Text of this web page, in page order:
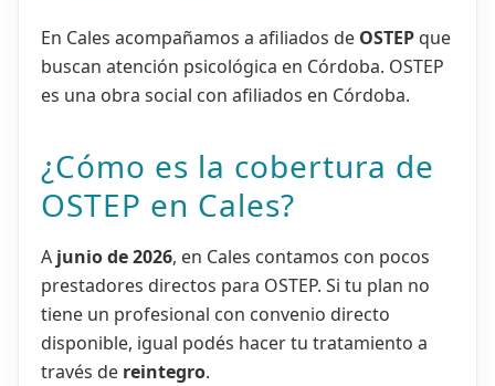
En Cales acompañamos a afiliados de OSTEP que
buscan atención psicológica en Córdoba. OSTEP
es una obra social con afiliados en Córdoba.
¿Cómo es la cobertura de
OSTEP en Cales?
A junio de 2026, en Cales contamos con pocos
prestadores directos para OSTEP. Si tu plan no
tiene un profesional con convenio directo
disponible, igual podés hacer tu tratamiento a
través de reintegro.